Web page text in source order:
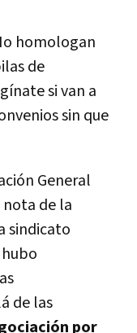
homologan
de
si van a
sin que
General
de la
sindicato
de las
por